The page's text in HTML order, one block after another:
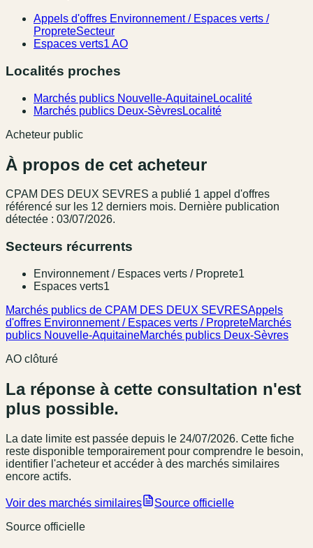
Appels d'offres Environnement / Espaces verts /
PropreteSecteur
Espaces verts1 AO
Localités proches
Marchés publics Nouvelle-AquitaineLocalité
Marchés publics Deux-SèvresLocalité
Acheteur public
À propos de cet acheteur
CPAM DES DEUX SEVRES a publié 1 appel d'offres
référencé sur les 12 derniers mois. Dernière publication
détectée : 03/07/2026.
Secteurs récurrents
Environnement / Espaces verts / Proprete1
Espaces verts1
Marchés publics de CPAM DES DEUX SEVRESAppels
d'offres Environnement / Espaces verts / PropreteMarchés
publics Nouvelle-AquitaineMarchés publics Deux-Sèvres
AO clôturé
La réponse à cette consultation n'est
plus possible.
La date limite est passée depuis le 24/07/2026. Cette fiche
reste disponible temporairement pour comprendre le besoin,
identifier l'acheteur et accéder à des marchés similaires
encore actifs.
Voir des marchés similaires
Source officielle
Source officielle